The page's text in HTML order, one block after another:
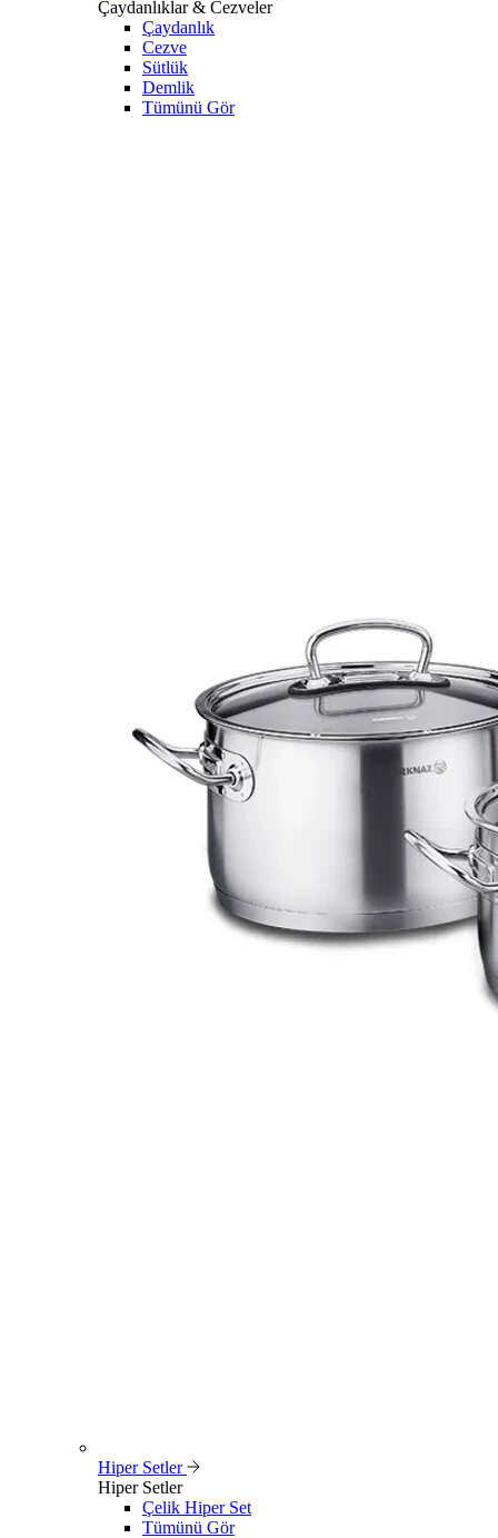
Çaydanlıklar & Cezveler
Çaydanlık
Cezve
Sütlük
Demlik
Tümünü Gör
Hiper Setler
Hiper Setler
Çelik Hiper Set
Tümünü Gör